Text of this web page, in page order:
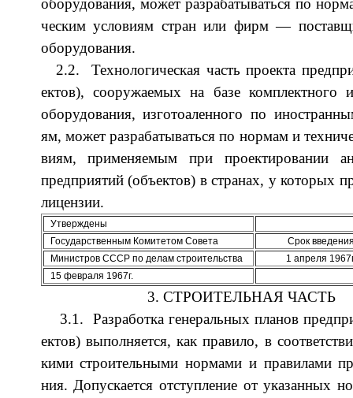
обо­ру­до­ва­ния, мо­жет раз­ра­ба­ты­ва­ть­ся по
че­ским усло­ви­ям стран или фирм —
обо­ру­до­вания.
2.2. Тех­но­ло­ги­че­ская часть про­ек­та
ек­тов), со­ору­жа­емых на ба­зе ком­плект­но­го
обо­ру­до­ва­ния, из­го­то­ален­но­го по
ям, мо­жет раз­ра­ба­ты­ва­ть­ся по нор­мам и
ви­ям, при­ме­ня­емым при про­ек­ти­ро­ва­нии
пред­при­ятий (объ­ек­тов) в стра­нах, у ко­то­рых
ли­цензии.
Утвер­жде­ны
Го­су­дарс­твен­ным Ко­ми­те­том Со­ве­та
Срок
Ми­ни­стров СССР по де­лам стро­ите­льс­тва
1 ап­ре­ля
15 фев­ра­ля 1967г.
3. СТРОИТЕЛЬНАЯ ЧАСТЬ
3.1. Раз­ра­бо­тка ге­не­ра­ль­ных пла­нов
ек­тов) вы­пол­ня­ет­ся, как пра­ви­ло, в
ки­ми стро­ите­ль­ны­ми нор­ма­ми и пра­ви­ла­ми
ния. До­пус­ка­ет­ся от­ступ­ле­ние от ука­зан­ных